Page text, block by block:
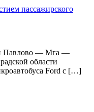
пассажирского
Павлово — Мга —
области
Ford с […]